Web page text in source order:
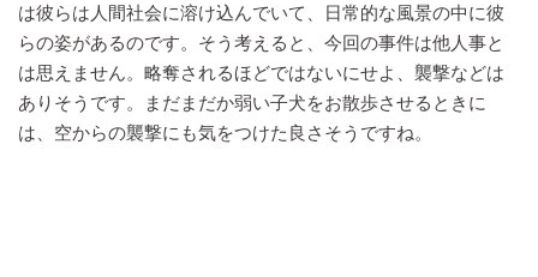
は彼らは人間社会に溶け込んでいて、日常的な風景の中に彼
らの姿があるのです。そう考えると、今回の事件は他人事と
は思えません。略奪されるほどではないにせよ、襲撃などは
ありそうです。まだまだか弱い子犬をお散歩させるときに
は、空からの襲撃にも気をつけた良さそうですね。